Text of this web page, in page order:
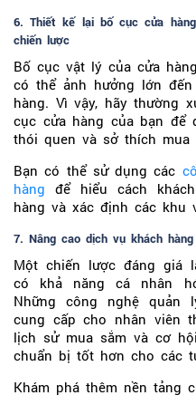
6. Thiết kế lại bố cục cửa
chiến lược
Bố cục vật lý của cửa
có thể ảnh hưởng lớn
hàng. Vì vậy, hãy thường
cục cửa hàng của bạn để
thói quen và sở thích mua
Bạn có thể sử dụng các
hàng để hiểu cách
hàng và xác định các khu
7. Nâng cao dịch vụ khách
Một chiến lược đáng giá
có khả năng cá nhân
Những công nghệ quản
cung cấp cho nhân viên
lịch sử mua sắm và cơ
chuẩn bị tốt hơn cho các
Khám phá thêm nền tảng